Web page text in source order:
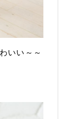
いい～～